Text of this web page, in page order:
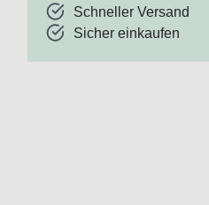
Schneller Versand
Sicher einkaufen